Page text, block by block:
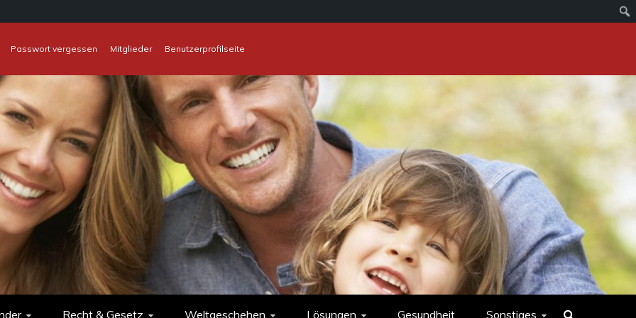
Passwort vergessen Mitglieder
Benutzerprofilseite
Recht & Gesetz Weltgeschehen Lösungen Gesundheit Sonstiges